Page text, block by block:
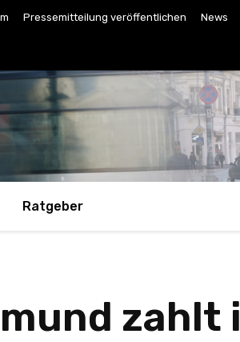
Pressemitteilung veröffentlichen News
Ratgeber
zahlt